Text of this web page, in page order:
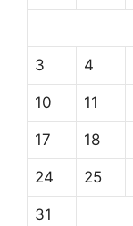
3 4
10 11
17 18
24 25
31